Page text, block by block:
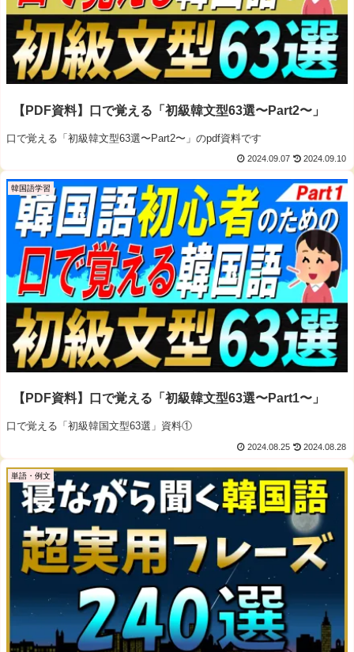
【PDF資料】口で覚える「初級韓文型63選〜Part2〜」
口で覚える「初級韓文型63選〜Part2〜」のpdf資料です
2024.09.07 2024.09.10
韓国語学習
【PDF資料】口で覚える「初級韓文型63選〜Part1〜」
口で覚える「初級韓国文型63選」資料①
2024.08.25 2024.08.28
単語・例文